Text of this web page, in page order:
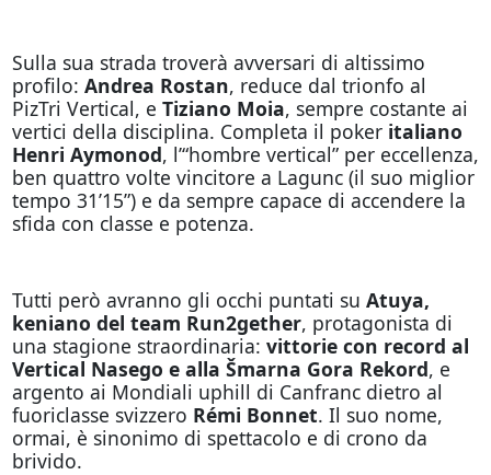
Sulla sua strada troverà avversari di altissimo
profilo: Andrea Rostan, reduce dal trionfo al
PizTri Vertical, e Tiziano Moia, sempre costante ai
vertici della disciplina. Completa il poker italiano
Henri Aymonod, l’“hombre vertical” per eccellenza,
ben quattro volte vincitore a Lagunc (il suo miglior
tempo 31’15”) e da sempre capace di accendere la
sfida con classe e potenza.
Tutti però avranno gli occhi puntati su Atuya,
keniano del team Run2gether, protagonista di
una stagione straordinaria: vittorie con record al
Vertical Nasego e alla Šmarna Gora Rekord, e
argento ai Mondiali uphill di Canfranc dietro al
fuoriclasse svizzero Rémi Bonnet. Il suo nome,
ormai, è sinonimo di spettacolo e di crono da
brivido.